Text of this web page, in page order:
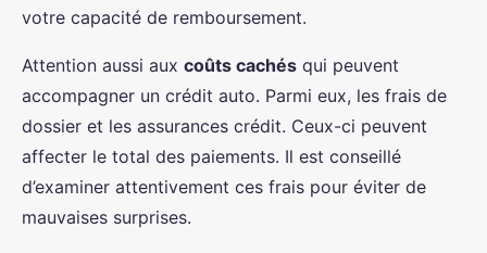
votre capacité de remboursement.
Attention aussi aux coûts cachés qui peuvent
accompagner un crédit auto. Parmi eux, les frais de
dossier et les assurances crédit. Ceux-ci peuvent
affecter le total des paiements. Il est conseillé
d’examiner attentivement ces frais pour éviter de
mauvaises surprises.